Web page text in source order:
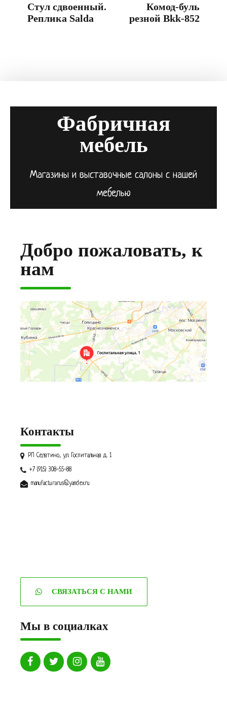
Стул сдвоенный.
Реплика Salda
Комод-буль
резной Bkk-852
Фабричная
мебель
Магазины и выставочные салоны с нашей
мебелью
Добро пожаловать, к
нам
Контакты
РП Селятино, ул. Госпитальная д. 1
+7 (915) 308-55-88
manufacturarus@yandex.ru
СВЯЗАТЬСЯ С НАМИ
Мы в социалках